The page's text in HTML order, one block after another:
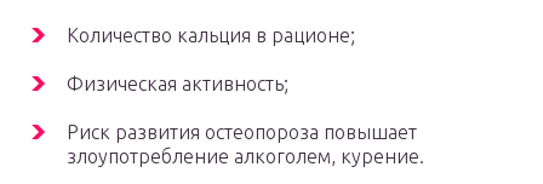
Количество кальция в рационе;
Физическая активность;
Риск развития остеопороза повышает
злоупотребление алкоголем, курение.